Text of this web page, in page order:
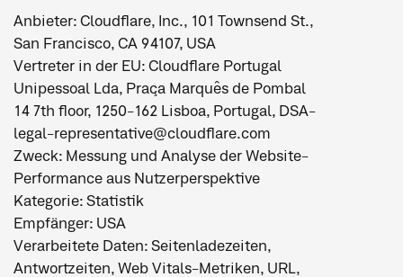
Anbieter: Cloudflare, Inc., 101 Townsend St.,
San Francisco, CA 94107, USA
Vertreter in der EU: Cloudflare Portugal
Unipessoal Lda, Praça Marquês de Pombal
14 7th floor, 1250-162 Lisboa, Portugal, DSA-
legal-representative@cloudflare.com
Zweck: Messung und Analyse der Website-
Performance aus Nutzerperspektive
Kategorie: Statistik
Empfänger: USA
Verarbeitete Daten: Seitenladezeiten,
Antwortzeiten, Web Vitals-Metriken, URL,